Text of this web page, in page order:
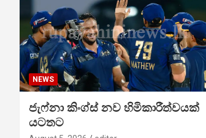
NEWS
ජැෆ්නා කිංග්ස් නව හිමිකාරීත්වයක්
යටතට